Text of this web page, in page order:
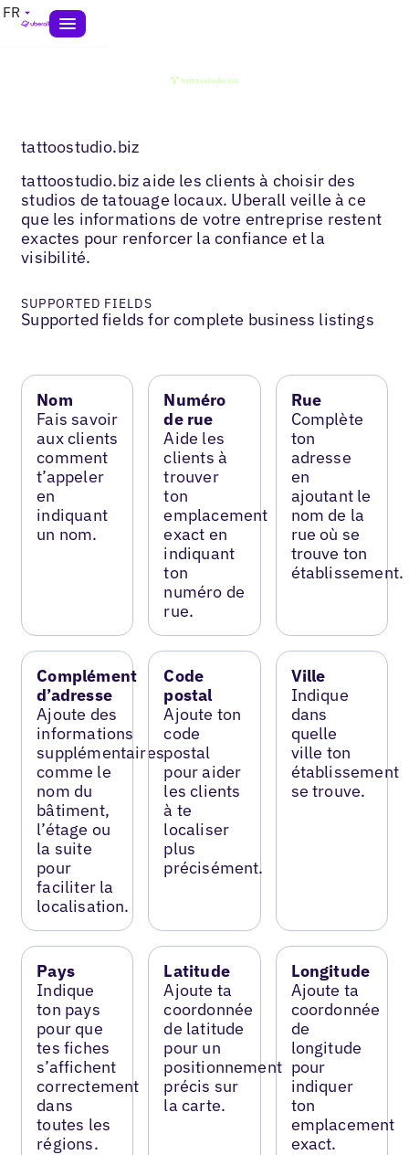
FR
tattoostudio.biz
tattoostudio.biz aide les clients à choisir des
studios de tatouage locaux. Uberall veille à ce
que les informations de votre entreprise restent
exactes pour renforcer la confiance et la
visibilité.
SUPPORTED FIELDS
Supported fields for complete business listings
Nom
Fais savoir
aux clients
comment
t’appeler
en
indiquant
un nom.
Numéro
de rue
Aide les
clients à
trouver
ton
emplacement
exact en
indiquant
ton
numéro de
rue.
Rue
Complète
ton
adresse
en
ajoutant le
nom de la
rue où se
trouve ton
établissement.
Complément
d’adresse
Ajoute des
informations
supplémentaires
comme le
nom du
bâtiment,
l’étage ou
la suite
pour
faciliter la
localisation.
Code
postal
Ajoute ton
code
postal
pour aider
les clients
à te
localiser
plus
précisément.
Ville
Indique
dans
quelle
ville ton
établissement
se trouve.
Pays
Indique
ton pays
pour que
tes fiches
s’affichent
correctement
dans
toutes les
régions.
Latitude
Ajoute ta
coordonnée
de latitude
pour un
positionnement
précis sur
la carte.
Longitude
Ajoute ta
coordonnée
de
longitude
pour
indiquer
ton
emplacement
exact.